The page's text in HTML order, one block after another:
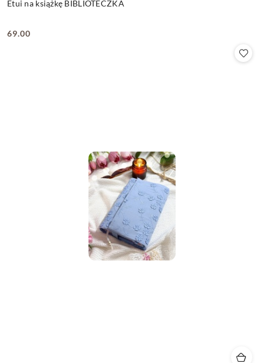
Etui na książkę BIBLIOTECZKA
Cena:
69.00